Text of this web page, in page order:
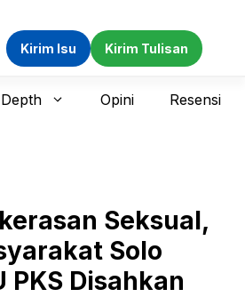
Kirim Isu Kirim Tulisan
Opini Resensi
Seksual,
Solo
PKS Disahkan